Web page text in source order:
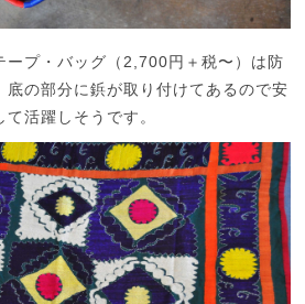
ープ・バッグ（2,700円＋税〜）は防
底の部分に鋲が取り付けてあるので安
活躍しそうです。